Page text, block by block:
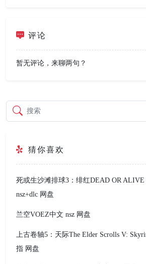
评论
暂无评论，来聊两句？
搜索
猜你喜欢
死或生沙滩排球3：绯红DEAD OR ALIVE
nsz+dlc 网盘
兰空VOEZ中文 nsz 网盘
上古卷轴5：天际The Elder Scrolls V:
指 网盘